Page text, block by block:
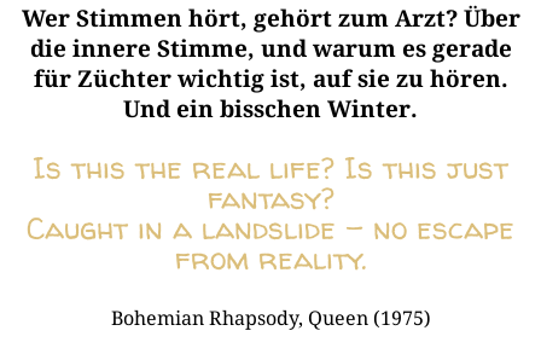
Wer Stimmen hört, gehört zum Arzt? Über
die innere Stimme, und warum es gerade
für Züchter wichtig ist, auf sie zu hören.
Und ein bisschen Winter.
Is this the real life? Is this just
fantasy?
Caught in a landslide – no escape
from reality.
Bohe­mi­an Rhap­so­dy, Queen (1975)